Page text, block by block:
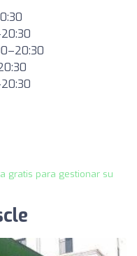
gratis para gestionar su